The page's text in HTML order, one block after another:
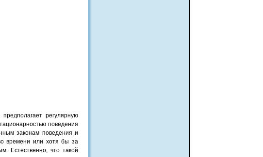
регулярную
поведения
законам поведения и
времени или хотя бы за
Естественно, что такой